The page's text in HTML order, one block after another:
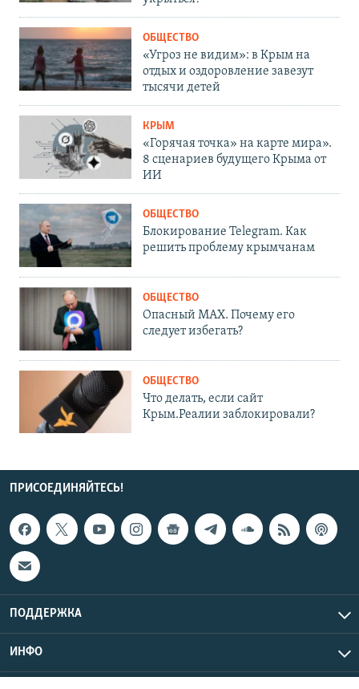
ОБЩЕСТВО
«Угроз не видим»: в Крым на
отдых и оздоровление завезут
тысячи детей
КРЫМ
«Горячая точка» на карте мира».
8 сценариев будущего Крыма от
ИИ
ОБЩЕСТВО
Блокирование Telegram. Как
решить проблему крымчанам
ОБЩЕСТВО
Опасный MAX. Почему его
следует избегать?
ОБЩЕСТВО
Что делать, если сайт
Крым.Реалии заблокировали?
ПРИСОЕДИНЯЙТЕСЬ!
ПОДДЕРЖКА
ИНФО